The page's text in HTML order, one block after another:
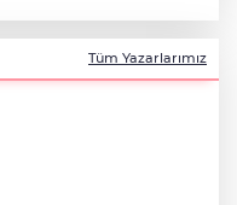
yapılan yatırım,
yatırımdır
Tüm Yazarlarımız